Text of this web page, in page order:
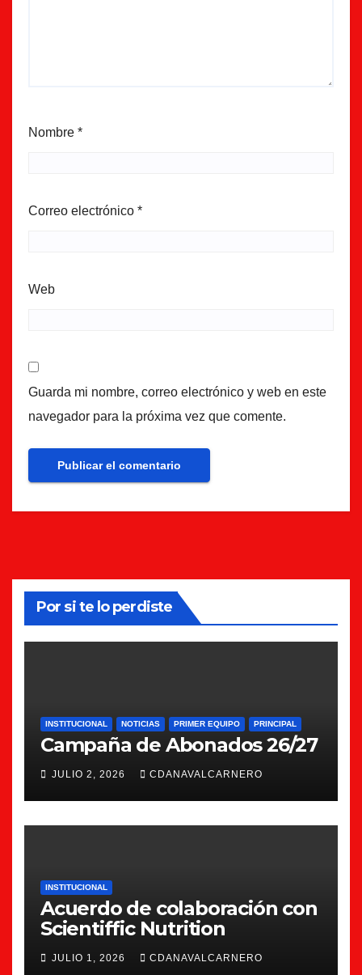
Nombre *
Correo electrónico *
Web
Guarda mi nombre, correo electrónico y web en este
navegador para la próxima vez que comente.
Por si te lo perdiste
INSTITUCIONAL NOTICIAS PRIMER EQUIPO PRINCIPAL
Campaña de Abonados 26/27
JULIO 2, 2026 CDANAVALCARNERO
INSTITUCIONAL
Acuerdo de colaboración con
Scientiffic Nutrition
JULIO 1, 2026 CDANAVALCARNERO